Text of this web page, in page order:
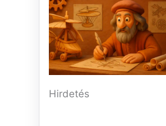
Hirdetés